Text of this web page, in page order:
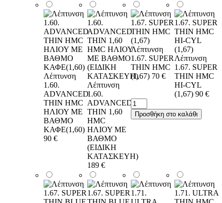
Λέπτυνση
1.60.
ADVANCED
THIN HMC
ΗΛΙΟΥ ΜΕ
ΒΑΘΜΟ
ΚΑΦΕ(1,60)
90 €
Λέπτυνση
1.60.
ADVANCED
THIN 1,60
HMC
ΗΛΙΟΥ ΜΕ
ΒΑΘΜΟ
(ΕΙΔΙΚΗ
ΚΑΤΑΣΚΕΥΗ)
189 €
Λέπτυνση
1.67. SUPER
THIN HMC
(1,67) 70 €
Λέπτυνση
1.67. SUPER
THIN HMC
HI-CYL
(1,67) 90 €
Προσθήκη στο καλάθι